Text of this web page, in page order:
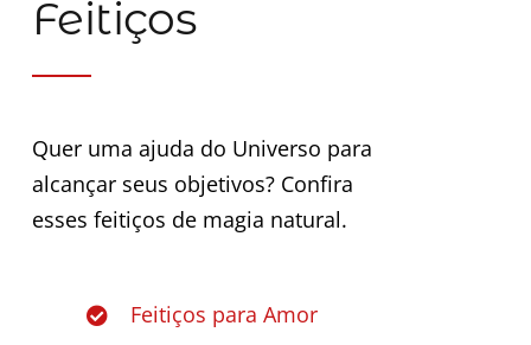
Feitiços
Quer uma ajuda do Universo para
alcançar seus objetivos? Confira
esses feitiços de magia natural.
Feitiços para Amor